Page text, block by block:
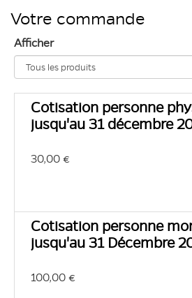
Votre commande
Afficher
Cotisation personne
jusqu'au 31 décembre
30,00 €
Cotisation personne
jusqu'au 31 Décembre
100,00 €